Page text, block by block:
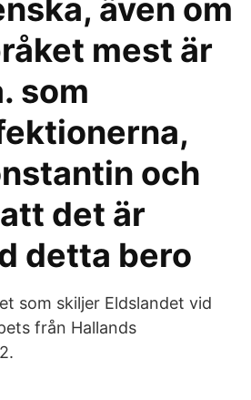
även om
mest är
som
och
det är
detta bero
som skiljer Eldslandet vid
från Hallands